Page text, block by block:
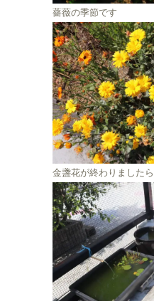
薔薇の季節です
金盞花が終わりました